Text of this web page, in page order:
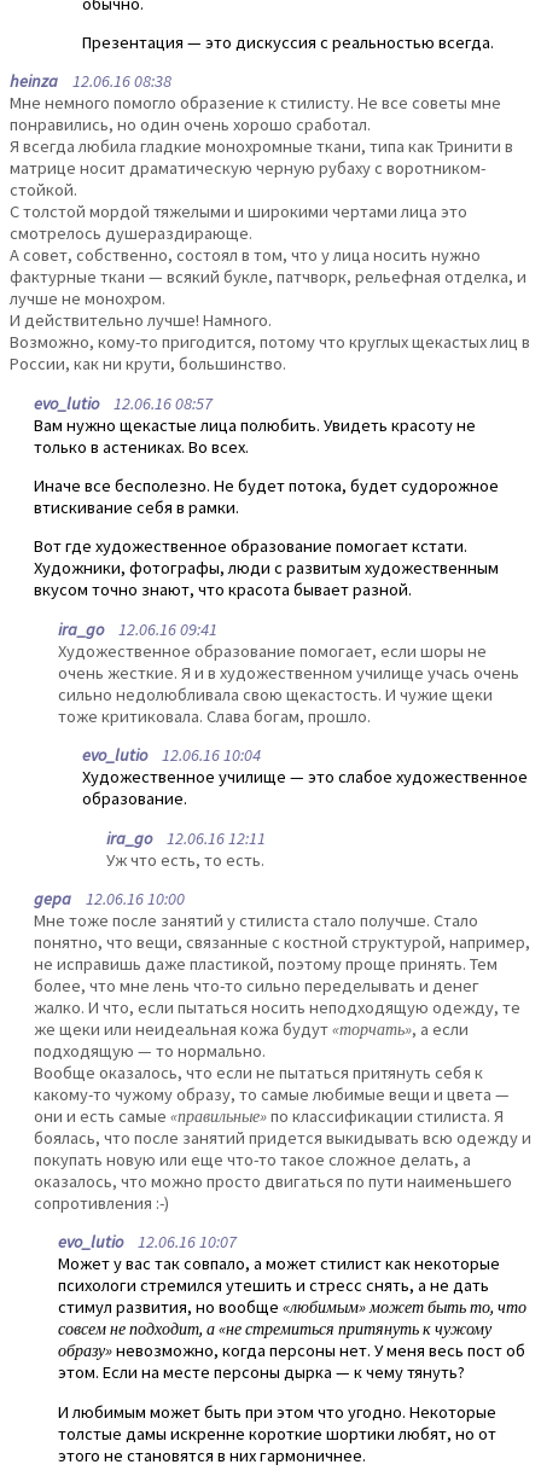
Презентация — это дискуссия с реальностью всегда.
heinza 12.06.16 08:38
Мне немного помогло образение к стилисту. Не все советы мне
понравились, но один очень хорошо сработал.
Я всегда любила гладкие монохромные ткани, типа как Тринити в
матрице носит драматическую черную рубаху с воротником-
стойкой.
С толстой мордой тяжелыми и широкими чертами лица это
смотрелось душераздирающе.
А совет, собственно, состоял в том, что у лица носить нужно
фактурные ткани — всякий букле, патчворк, рельефная отделка, и
лучше не монохром.
И действительно лучше! Намного.
Возможно, кому-то пригодится, потому что круглых щекастых лиц в
России, как ни крути, большинство.
evo_lutio12.06.16 08:57
Вам нужно щекастые лица полюбить. Увидеть красоту не
только в астениках. Во всех.
Иначе все бесполезно. Не будет потока, будет судорожное
втискивание себя в рамки.
Вот где художественное образование помогает кстати.
Художники, фотографы, люди с развитым художественным
вкусом точно знают, что красота бывает разной.
ira_go12.06.16 09:41
Художественное образование помогает, если шоры не
очень жесткие. Я и в художественном училище учась очень
сильно недолюбливала свою щекастость. И чужие щеки
тоже критиковала. Слава богам, прошло.
evo_lutio12.06.16 10:04
Художественное училище — это слабое художественное
образование.
ira_go12.06.16 12:11
Уж что есть, то есть.
gepa 12.06.16 10:00
Мне тоже после занятий у стилиста стало получше. Стало
понятно, что вещи, связанные с костной структурой, например,
не исправишь даже пластикой, поэтому проще принять. Тем
более, что мне лень что-то сильно переделывать и денег
жалко. И что, если пытаться носить неподходящую одежду, те
же щеки или неидеальная кожа будут«торчать», а если
подходящую — то нормально.
Вообще оказалось, что если не пытаться притянуть себя к
какому-то чужому образу, то самые любимые вещи и цвета —
они и есть самые «правильные»по классификации стилиста. Я
боялась, что после занятий придется выкидывать всю одежду и
покупать новую или еще что-то такое сложное делать, а
оказалось, что можно просто двигаться по пути наименьшего
сопротивления :-)
evo_lutio12.06.16 10:07
Может у вас так совпало, а может стилист как некоторые
психологи стремился утешить и стресс снять, а не дать
стимул развития, но вообще «любимым» может быть то, что
совсем не подходит, а «не стремиться притянуть к чужому
образу»невозможно, когда персоны нет. У меня весь пост об
этом. Если на месте персоны дырка — к чему тянуть?
И любимым может быть при этом что угодно. Некоторые
толстые дамы искренне короткие шортики любят, но от
этого не становятся в них гармоничнее.